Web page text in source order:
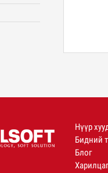
Нүүр
Бидний
Блог